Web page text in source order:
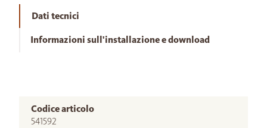
Dati tecnici
Informazioni sull'installazione e download
Codice articolo
541592